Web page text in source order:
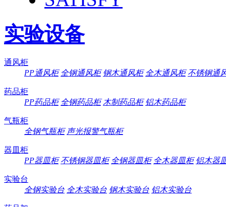
实验设备
通风柜
PP通风柜 全钢通风柜 钢木通风柜 全木通风柜 不锈钢通
药品柜
PP药品柜 全钢药品柜 木制药品柜 铝木药品柜
气瓶柜
全钢气瓶柜 声光报警气瓶柜
器皿柜
PP器皿柜 不锈钢器皿柜 全钢器皿柜 全木器皿柜 铝木器
实验台
全钢实验台 全木实验台 钢木实验台 铝木实验台